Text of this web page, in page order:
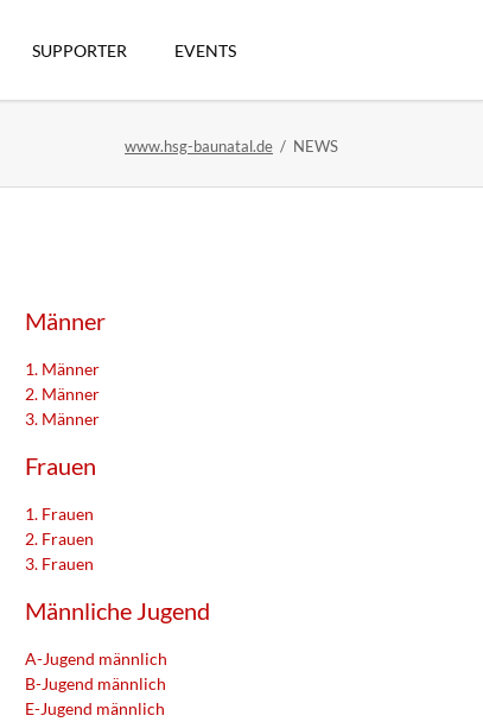
SUPPORTER EVENTS
www.hsg-baunatal.de NEWS
Männer
1. Männer
2. Männer
3. Männer
Frauen
1. Frauen
2. Frauen
3. Frauen
Männliche Jugend
A-Jugend männlich
B-Jugend männlich
E-Jugend männlich